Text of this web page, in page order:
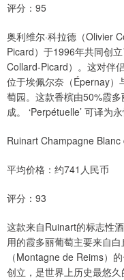
评分：95
奥利维尔·科拉德（Olivier
Picard）于1996年共同创
Collard-Picard）。这对伴
位于埃佩尔奈（Épernay
萄园。这款香槟由50%霞
成。 ‘Perpétuelle’ 可译为永
Ruinart Champagne Blanc
平均价格：约741人民币
评分：93
这款来自Ruinart的标志性
用的霞多丽葡萄主要来自
（Montagne de Reims）
创立，是世界上历史最悠久